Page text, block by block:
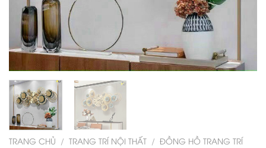
TRANG CHỦ / TRANG TRÍ NỘI THẤT / ĐỒNG HỒ TRANG TRÍ